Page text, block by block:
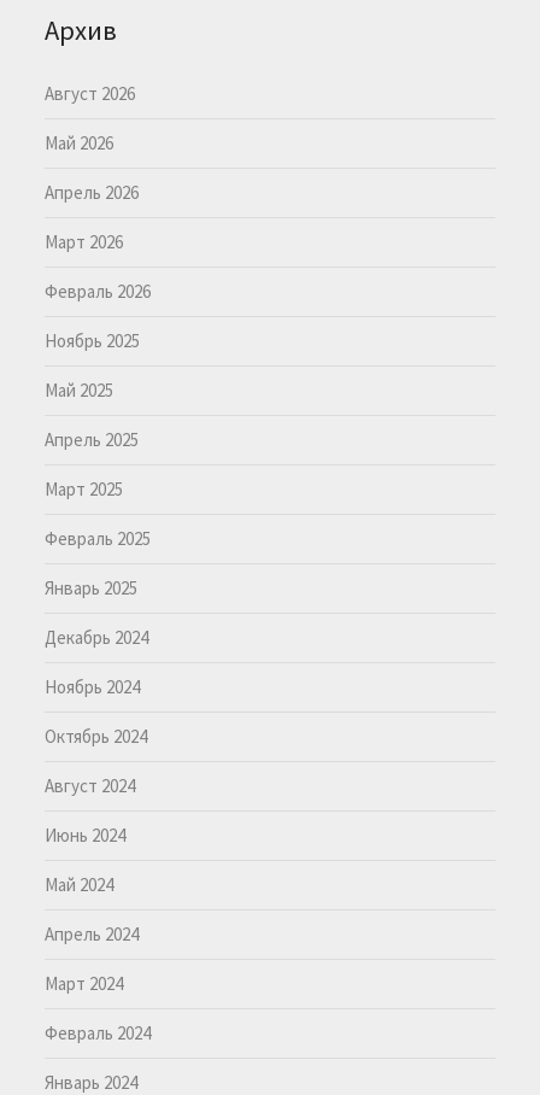
Архив
Август 2026
Май 2026
Апрель 2026
Март 2026
Февраль 2026
Ноябрь 2025
Май 2025
Апрель 2025
Март 2025
Февраль 2025
Январь 2025
Декабрь 2024
Ноябрь 2024
Октябрь 2024
Август 2024
Июнь 2024
Май 2024
Апрель 2024
Март 2024
Февраль 2024
Январь 2024